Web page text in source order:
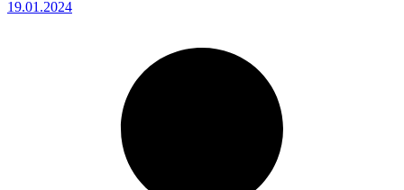
19.01.2024